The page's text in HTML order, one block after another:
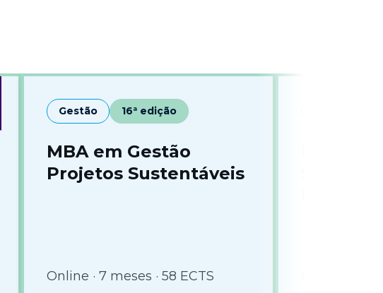
Gestão 16ª edição
MBA em Gestão
Projetos Sustentáveis
Online · 7 meses · 58 ECTS